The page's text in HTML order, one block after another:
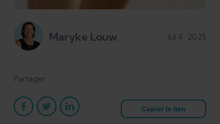
Maryke Louw Jul 4, 2025
Partager
Copier le lien